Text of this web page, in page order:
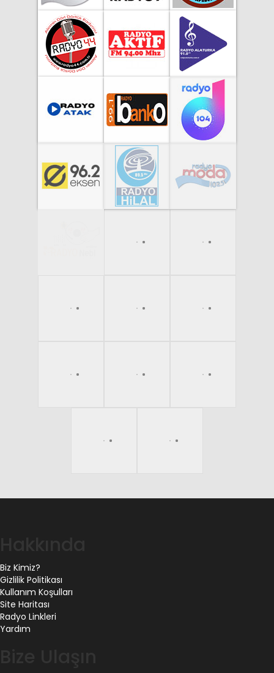
Biz Kimiz?
Gizlilik Politikası
Kullanım Koşulları
Site Haritası
Radyo Linkleri
Yardım